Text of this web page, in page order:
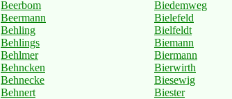
Beerbom
Beermann
Behling
Behlings
Behlmer
Behncken
Behnecke
Behnert
Biedemweg
Bielefeld
Bielfeldt
Biemann
Biermann
Bierwirth
Biesewig
Biester